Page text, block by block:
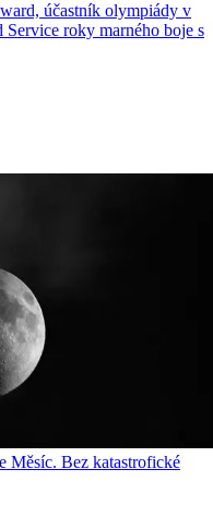
účastník olympiády v
roky marného boje s
Měsíc. Bez katastrofické